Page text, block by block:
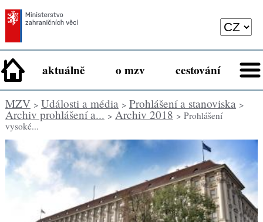
aktuálně o mzv cestování
MZV> Události a média> Prohlášení a stanoviska>
Archiv prohlášení a... > Archiv 2018 > Prohlášení
vysoké...